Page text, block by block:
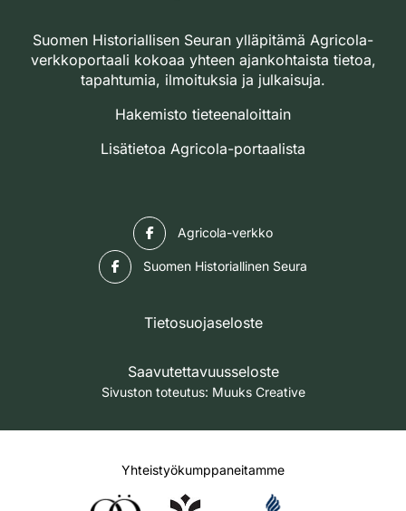
Suomen Historiallisen Seuran ylläpitämä Agricola-
verkkoportaali kokoaa yhteen ajankohtaista tietoa,
tapahtumia, ilmoituksia ja julkaisuja.
Hakemisto tieteenaloittain
Lisätietoa Agricola-portaalista
Agricola-verkko
Suomen Historiallinen Seura
Tietosuojaseloste
Saavutettavuusseloste
Sivuston toteutus: Muuks Creative
Yhteistyökumppaneitamme